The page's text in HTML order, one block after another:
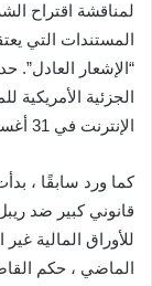
لمناقشة اقتراح
المستندات التي
“الإشعار العادل”.
الجزئية الأمريكية
الإنترنت في 31 أغسطس.
كما ورد سابقًا ،